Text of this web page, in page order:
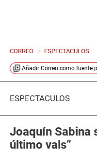
CORREO > ESPECTACULOS
Añadir Correo como fuente
ESPECTÁCULOS
Joaquín Sabina
último vals”